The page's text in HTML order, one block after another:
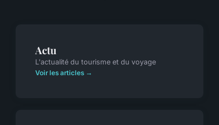
Actu
L'actualité du tourisme et du voyage
Voir les articles →